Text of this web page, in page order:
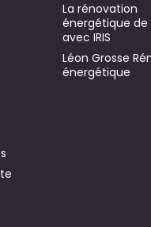
La rénovation
énergétique
avec IRIS
Léon Grosse
énergétique